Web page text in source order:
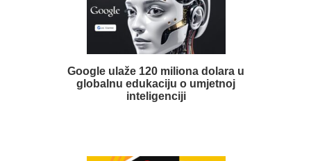
Google ulaže 120 miliona dolara u
globalnu edukaciju o umjetnoj
inteligenciji